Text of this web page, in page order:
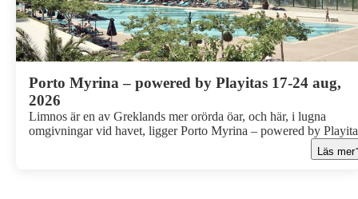
Porto Myrina – powered by Playitas 17-24 aug,
2026
Limnos är en av Greklands mer orörda öar, och här, i lugna
omgivningar vid havet, ligger Porto Myrina – powered by
Här väntar en semester där du kan fylla dagarna med allt från
och gruppträning till cykelturer och lata stunder vid poolen. Med
Läs mer